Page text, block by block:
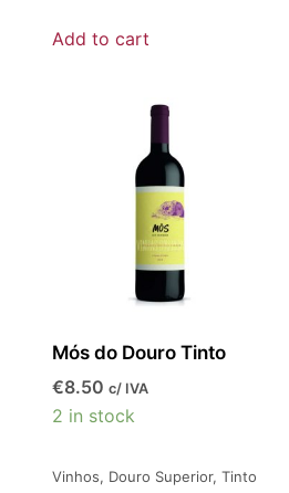
Add to cart
Mós do Douro Tinto
€8.50 c/ IVA
2 in stock
Vinhos, Douro Superior, Tinto